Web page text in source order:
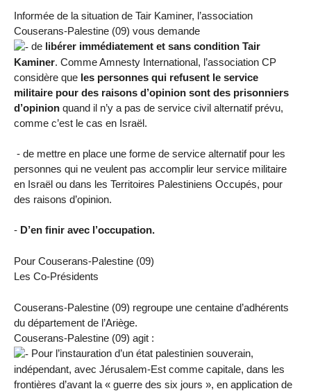
Informée de la situation de Tair Kaminer, l’association
Couserans-Palestine (09) vous demande
de libérer immédiatement et sans condition Tair
Kaminer. Comme Amnesty International, l’association CP
considère que les personnes qui refusent le service
militaire pour des raisons d’opinion sont des prisonniers
d’opinion quand il n’y a pas de service civil alternatif prévu,
comme c’est le cas en Israël.
- de mettre en place une forme de service alternatif pour les
personnes qui ne veulent pas accomplir leur service militaire
en Israël ou dans les Territoires Palestiniens Occupés, pour
des raisons d’opinion.
- D’en finir avec l’occupation.
Pour Couserans-Palestine (09)
Les Co-Présidents
Couserans-Palestine (09) regroupe une centaine d’adhérents
du département de l’Ariège.
Couserans-Palestine (09) agit :
Pour l’instauration d’un état palestinien souverain,
indépendant, avec Jérusalem-Est comme capitale, dans les
frontières d’avant la « guerre des six jours », en application de